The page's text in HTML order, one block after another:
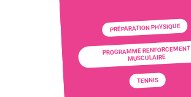
PRÉPARATION PHYSIQUE
PROGRAMME RENFORCEMENT
MUSCULAIRE
TENNIS